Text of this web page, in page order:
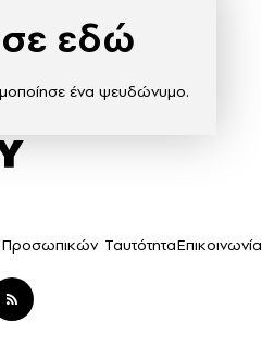
εδώ
ένα ψευδώνυμο.
Προσωπικών ΤαυτότηταΕπικοινωνία